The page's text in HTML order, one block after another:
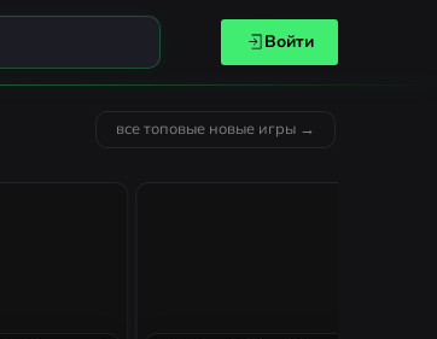
Войти
все топовые новые игры →